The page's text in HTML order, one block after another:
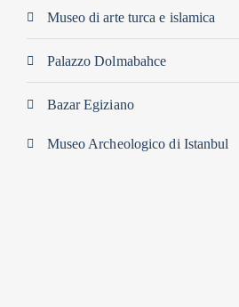
Museo di arte turca e islamica
Palazzo Dolmabahce
Bazar Egiziano
Museo Archeologico di Istanbul